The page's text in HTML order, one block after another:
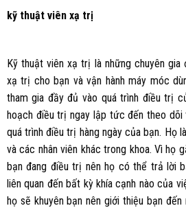
kỹ thuật viên xạ trị
Kỹ thuật viên xạ trị là những chuyên
xạ trị cho bạn và vận hành máy móc
tham gia đầy đủ vào quá trình điều trị
hoạch điều trị ngay lập tức đến theo
quá trình điều trị hàng ngày của bạn. Họ
và các nhân viên khác trong khoa. Vì họ
bạn đang điều trị nên họ có thể trả lời
liên quan đến bất kỳ khía cạnh nào của
họ sẽ khuyên bạn nên giới thiệu bạn